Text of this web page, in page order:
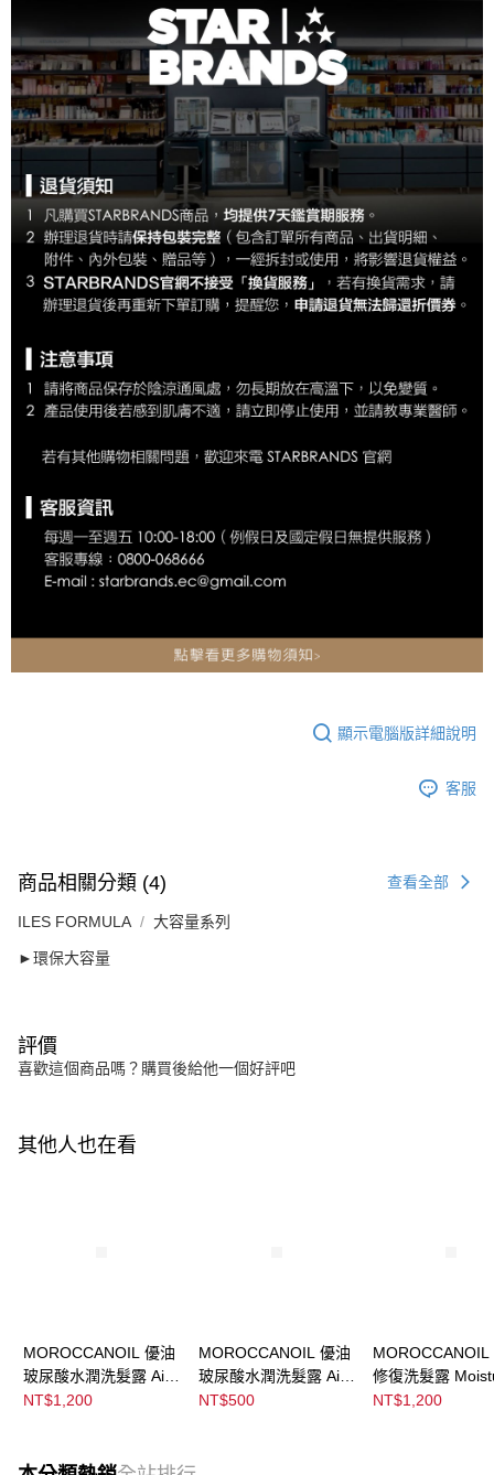
顯示電腦版詳細說明
客服
商品相關分類 (4) 查看全部
ILES FORMULA 大容量系列
►環保大容量
評價
喜歡這個商品嗎？購買後給他一個好評吧
其他人也在看
MOROCCANOIL 優油
玻尿酸水潤洗髮露 Airy
Moisture Shampoo
NT$1,200
MOROCCANOIL 優油
玻尿酸水潤洗髮露 Airy
Moisture Shampoo
NT$500
MOROCCANOIL
修復洗髮露
Repair Shampoo
NT$1,200